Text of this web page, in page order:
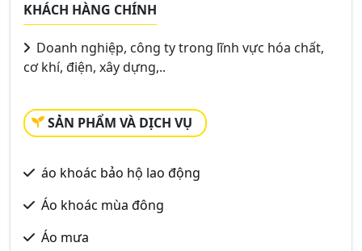
KHÁCH HÀNG CHÍNH
Doanh nghiệp, công ty trong lĩnh vực hóa chất,
cơ khí, điện, xây dựng,..
SẢN PHẨM VÀ DỊCH VỤ
áo khoác bảo hộ lao động
Áo khoác mùa đông
Áo mưa